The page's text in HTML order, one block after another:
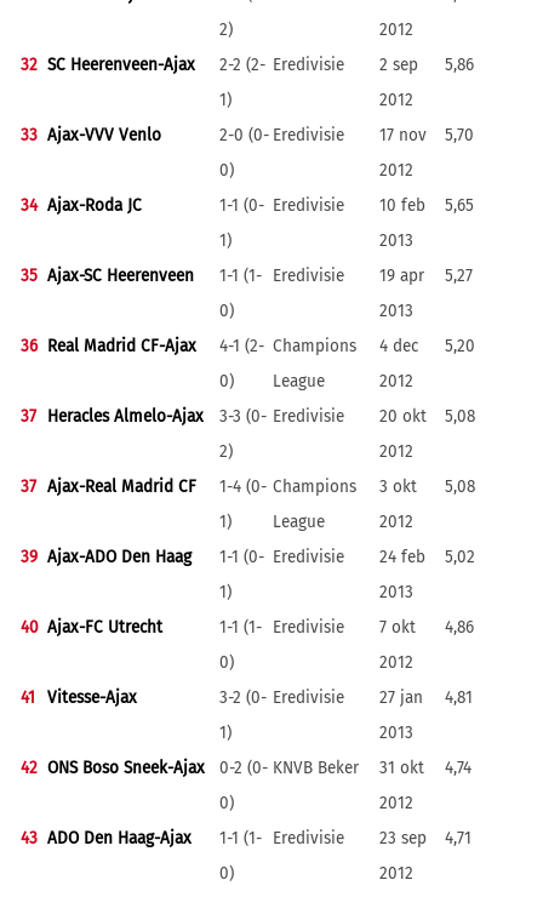
2)
2012
32 SC Heerenveen-Ajax
2-2 (2-
1)
Eredivisie
2 sep
2012
5,86
33 Ajax-VVV Venlo
2-0 (0-
0)
Eredivisie
17 nov
2012
5,70
34 Ajax-Roda JC
1-1 (0-
1)
Eredivisie
10 feb
2013
5,65
35 Ajax-SC Heerenveen
1-1 (1-
0)
Eredivisie
19 apr
2013
5,27
36 Real Madrid CF-Ajax
4-1 (2-
0)
Champions
League
4 dec
2012
5,20
37 Heracles Almelo-Ajax
3-3 (0-
2)
Eredivisie
20 okt
2012
5,08
37 Ajax-Real Madrid CF
1-4 (0-
1)
Champions
League
3 okt
2012
5,08
39 Ajax-ADO Den Haag
1-1 (0-
1)
Eredivisie
24 feb
2013
5,02
40 Ajax-FC Utrecht
1-1 (1-
0)
Eredivisie
7 okt
2012
4,86
41 Vitesse-Ajax
3-2 (0-
1)
Eredivisie
27 jan
2013
4,81
42 ONS Boso Sneek-Ajax
0-2 (0-
0)
KNVB Beker
31 okt
2012
4,74
43 ADO Den Haag-Ajax
1-1 (1-
0)
Eredivisie
23 sep
2012
4,71